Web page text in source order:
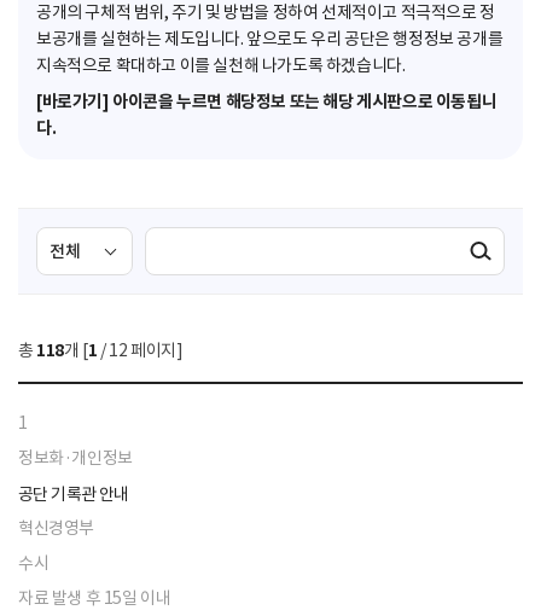
공개의 구체적 범위, 주기 및 방법을 정하여 선제적이고 적극적으로 정
보공개를 실현하는 제도입니다. 앞으로도 우리 공단은 행정정보 공개를
지속적으로 확대하고 이를 실천해 나가도록 하겠습니다.
[바로가기] 아이콘을 누르면 해당정보 또는 해당 게시판으로 이동됩니
다.
검
색
선
택
색
검색실행
총 118개 [1 / 12 페이지]
1
정보화·개인정보
공단 기록관 안내
혁신경영부
수시
자료 발생 후 15일 이내